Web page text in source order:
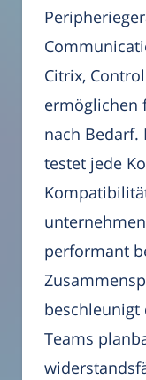
Citrix,
ermöglichen
nach Bedarf.
testet jede
performant
beschleunigt
Teams